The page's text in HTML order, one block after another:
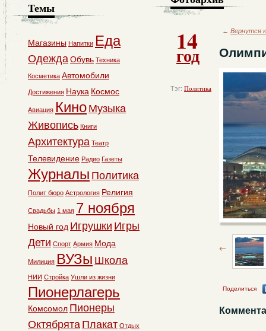
14
год
Тэг: Политика
← Вернутся
Поделиться
Темы
Магазины Напитки Еда
ОдеждаОбувь Техника
Косметика Автомобили
Достижения Наука Космос
Авиация Кино Музыка
Живопись Книги
Архитектура Театр
Телевидение Радио Газеты
Журналы Политика
Полит бюро Астрология Религия
Свадьбы 1 мая 7 ноября
Новый год Игрушки Игры
Дети Спорт Армия Мода
Милиция ВУЗы Школа
НИИ Стройка Ушли из жизни
Пионерлагерь
Комсомол Пионеры
Октябрята Плакат Отдых